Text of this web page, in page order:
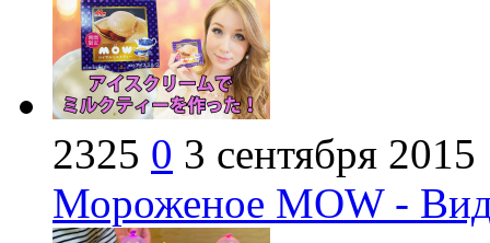
2325 0 3 сентября 2015
Мороженое MOW -